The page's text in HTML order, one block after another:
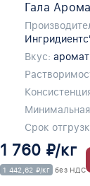
Гала
Вкус:
Срок
1 760 ₽/кг
1 442,62 ₽/кг без НДС